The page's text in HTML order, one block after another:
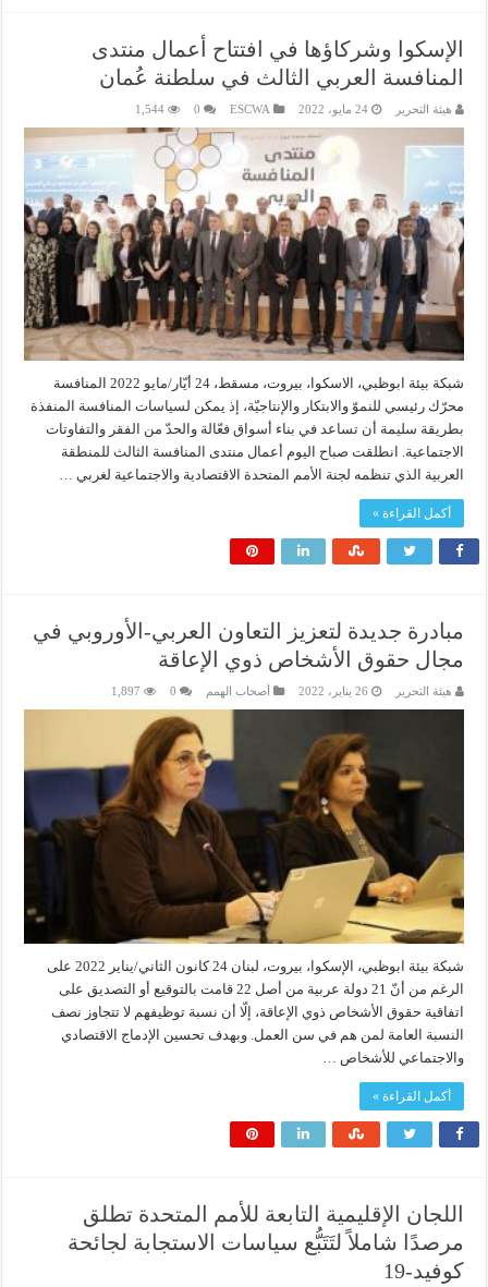
الإسكوا وشركاؤها في افتتاح أعمال منتدى
المنافسة العربي الثالث في سلطنة عُمان
هيئة التحرير 24 مايو، 2022 ESCWA
0
1,544
شبكة بيئة ابوظبي، الاسكوا، بيروت، مسقط، 24 أيّار/مايو 2022 المنافسة
محرّك رئيسي للنموّ والابتكار والإنتاجيّة، إذ يمكن لسياسات المنافسة المنفذة
بطريقة سليمة أن تساعد في بناء أسواق فعّالة والحدّ من الفقر والتفاوتات
الاجتماعية. انطلقت صباح اليوم أعمال منتدى المنافسة الثالث للمنطقة
العربية الذي تنظمه لجنة الأمم المتحدة الاقتصادية والاجتماعية لغربي …
أكمل القراءة »
مبادرة جديدة لتعزيز التعاون العربي-الأوروبي في
مجال حقوق الأشخاص ذوي الإعاقة
هيئة التحرير 26 يناير، 2022 أصحاب الهمم 0
1,897
شبكة بيئة ابوظبي، الإسكوا، بيروت، لبنان 24 كانون الثاني/يناير 2022 على
الرغم من أنّ 21 دولة عربية من أصل 22 قامت بالتوقيع أو التصديق على
اتفاقية حقوق الأشخاص ذوي الإعاقة، إلّا أن نسبة توظيفهم لا تتجاوز نصف
النسبة العامة لمن هم في سن العمل. وبهدف تحسين الإدماج الاقتصادي
والاجتماعي للأشخاص …
أكمل القراءة »
اللجان الإقليمية التابعة للأمم المتحدة تطلق
مرصدًا شاملاً لتَتَبُّع سياسات الاستجابة لجائحة
كوفيد-19